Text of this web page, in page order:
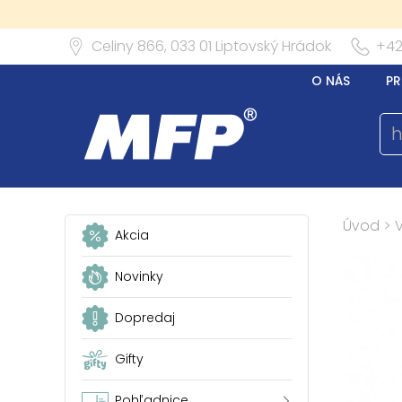
Celiny 866, 033 01 Liptovský Hrádok
O NÁS
Akcia
Novinky
Dopredaj
Gifty
Úvod >